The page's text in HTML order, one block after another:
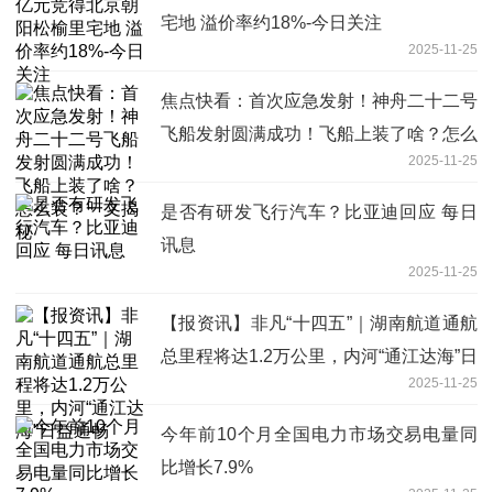
宅地 溢价率约18%-今日关注
2025-11-25
焦点快看：首次应急发射！神舟二十二号
飞船发射圆满成功！飞船上装了啥？怎么
2025-11-25
是否有研发飞行汽车？比亚迪回应 每日
讯息
2025-11-25
【报资讯】非凡“十四五”｜湖南航道通航
总里程将达1.2万公里，内河“通江达海”日
2025-11-25
今年前10个月全国电力市场交易电量同
比增长7.9%